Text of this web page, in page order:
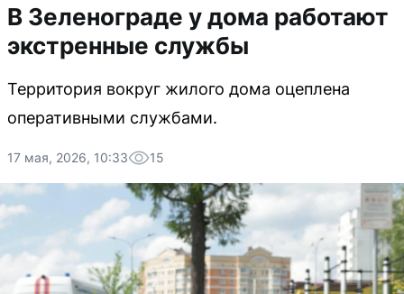
В Зеленограде у дома работают
экстренные службы
Территория вокруг жилого дома оцеплена
оперативными службами.
17 мая, 2026, 10:33 15